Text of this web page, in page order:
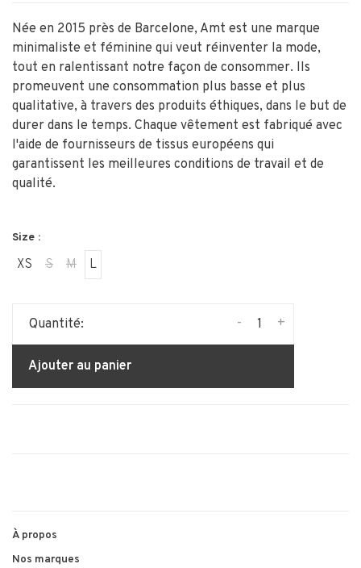
Née en 2015 près de Barcelone, Amt est une marque
minimaliste et féminine qui veut réinventer la mode,
tout en ralentissant notre façon de consommer. Ils
promeuvent une consommation plus basse et plus
qualitative, à travers des produits éthiques, dans le but de
durer dans le temps. Chaque vêtement est fabriqué avec
l'aide de fournisseurs de tissus européens qui
garantissent les meilleures conditions de travail et de
qualité.
Size :
XS S M L
Quantité: +
-
Ajouter au panier
À propos
Nos marques